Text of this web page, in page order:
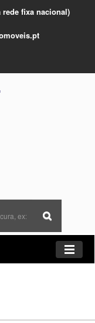
rede fixa nacional)